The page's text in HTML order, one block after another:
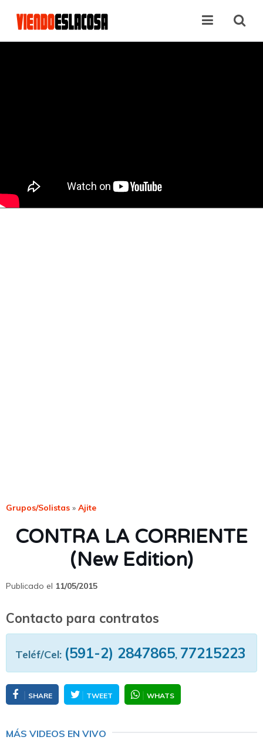
Grupos/Solistas » Ajite
CONTRA LA CORRIENTE
(New Edition)
Publicado el 11/05/2015
Contacto para contratos
Teléf/Cel: (591-2) 2847865, 77215223
SHARE TWEET WHATS
MÁS VIDEOS EN VIVO